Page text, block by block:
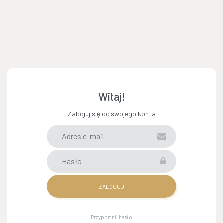
Witaj!
Zaloguj się do swojego konta
ZALOGUJ
Przypomnij hasło